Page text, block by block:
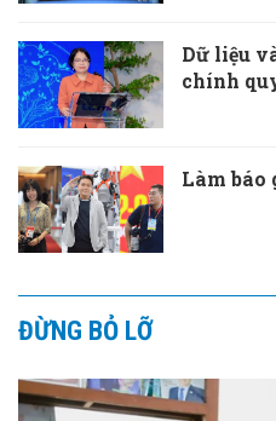
Dữ liệu
chính
Làm báo
ĐỪNG BỎ LỠ